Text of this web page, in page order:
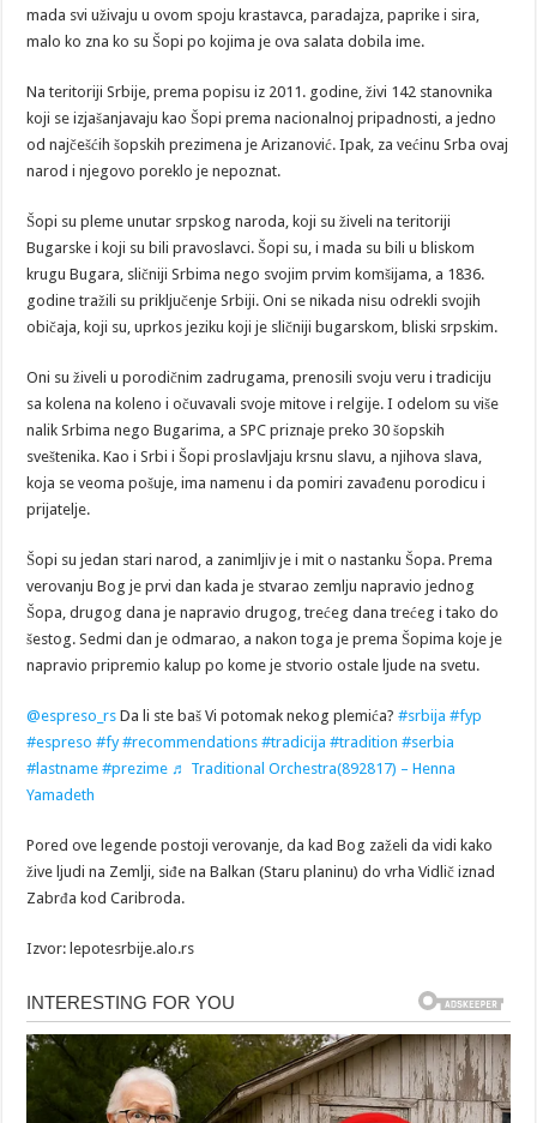
mada svi uživaju u ovom spoju krastavca, paradajza, paprike i sira,
malo ko zna ko su Šopi po kojima je ova salata dobila ime.
Na teritoriji Srbije, prema popisu iz 2011. godine, živi 142 stanovnika
koji se izjašanjavaju kao Šopi prema nacionalnoj pripadnosti, a jedno
od najčešćih šopskih prezimena je Arizanović. Ipak, za većinu Srba ovaj
narod i njegovo poreklo je nepoznat.
Šopi su pleme unutar srpskog naroda, koji su živeli na teritoriji
Bugarske i koji su bili pravoslavci. Šopi su, i mada su bili u bliskom
krugu Bugara, sličniji Srbima nego svojim prvim komšijama, a 1836.
godine tražili su priključenje Srbiji. Oni se nikada nisu odrekli svojih
običaja, koji su, uprkos jeziku koji je sličniji bugarskom, bliski srpskim.
Oni su živeli u porodičnim zadrugama, prenosili svoju veru i tradiciju
sa kolena na koleno i očuvavali svoje mitove i relgije. I odelom su više
nalik Srbima nego Bugarima, a SPC priznaje preko 30 šopskih
sveštenika. Kao i Srbi i Šopi proslavljaju krsnu slavu, a njihova slava,
koja se veoma pošuje, ima namenu i da pomiri zavađenu porodicu i
prijatelje.
Šopi su jedan stari narod, a zanimljiv je i mit o nastanku Šopa. Prema
verovanju Bog je prvi dan kada je stvarao zemlju napravio jednog
Šopa, drugog dana je napravio drugog, trećeg dana trećeg i tako do
šestog. Sedmi dan je odmarao, a nakon toga je prema Šopima koje je
napravio pripremio kalup po kome je stvorio ostale ljude na svetu.
@espreso_rs Da li ste baš Vi potomak nekog plemića?#srbija #fyp
#espreso #fy #recommendations #tradicija #tradition #serbia
#lastname #prezime ♬ Traditional Orchestra(892817) – Henna
Yamadeth
Pored ove legende postoji verovanje, da kad Bog zaželi da vidi kako
žive ljudi na Zemlji, siđe na Balkan (Staru planinu) do vrha Vidlič iznad
Zabrđa kod Caribroda.
Izvor: lepotesrbije.alo.rs